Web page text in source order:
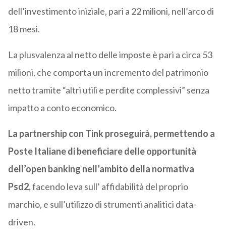
dell’investimento iniziale, pari a 22 milioni, nell’arco di
18 mesi.
La plusvalenza al netto delle imposte è pari a circa 53
milioni, che comporta un incremento del patrimonio
netto tramite “altri utili e perdite complessivi” senza
impatto a conto economico.
La partnership con Tink proseguirà, permettendo a
Poste Italiane di beneficiare delle opportunità
dell’open banking nell’ambito della normativa
Psd2,facendo leva sull’ affidabilità del proprio
marchio, e sull’utilizzo di strumenti analitici data-
driven.